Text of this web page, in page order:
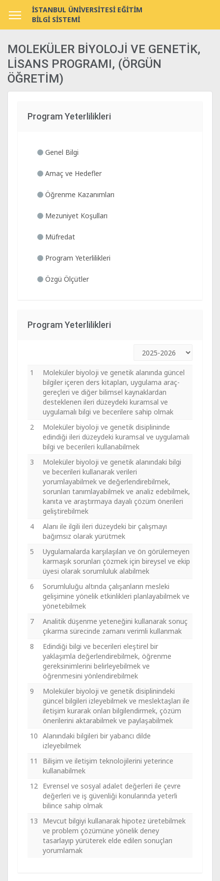
İSTANBUL ÜNİVERSİTESİ EĞİTİM
BİLGİ SİSTEMİ
MOLEKÜLER BİYOLOJİ VE GENETİK,
LİSANS PROGRAMI, (ÖRGÜN
ÖĞRETİM)
Program Yeterlilikleri
Genel Bilgi
Amaç ve Hedefler
Öğrenme Kazanımları
Mezuniyet Koşulları
Müfredat
Program Yeterlilikleri
Özgü Ölçütler
Program Yeterlilikleri
1
Moleküler biyoloji ve genetik alanında güncel
bilgiler içeren ders kitapları, uygulama araç-
gereçleri ve diğer bilimsel kaynaklardan
desteklenen ileri düzeydeki kuramsal ve
uygulamalı bilgi ve becerilere sahip olmak
2
Moleküler biyoloji ve genetik disiplininde
edindiği ileri düzeydeki kuramsal ve uygulamalı
bilgi ve becerileri kullanabilmek
3
Moleküler biyoloji ve genetik alanındaki bilgi
ve becerileri kullanarak verileri
yorumlayabilmek ve değerlendirebilmek,
sorunları tanımlayabilmek ve analiz edebilmek,
kanıta ve araştırmaya dayalı çözüm önerileri
geliştirebilmek
4
Alanı ile ilgili ileri düzeydeki bir çalışmayı
bağımsız olarak yürütmek
5
Uygulamalarda karşılaşılan ve ön görülemeyen
karmaşık sorunları çözmek için bireysel ve ekip
üyesi olarak sorumluluk alabilmek
6
Sorumluluğu altında çalışanların mesleki
gelişimine yönelik etkinlikleri planlayabilmek ve
yönetebilmek
7
Analitik düşenme yeteneğini kullanarak sonuç
çıkarma sürecinde zamanı verimli kullanmak
8
Edindiği bilgi ve becerileri eleştirel bir
yaklaşımla değerlendirebilmek, öğrenme
gereksinimlerini belirleyebilmek ve
öğrenmesini yönlendirebilmek
9
Moleküler biyoloji ve genetik disiplinindeki
güncel bilgileri izleyebilmek ve meslektaşları ile
iletişim kurarak onları bilgilendirmek, çözüm
önerilerini aktarabilmek ve paylaşabilmek
10 Alanındaki bilgileri bir yabancı dilde
izleyebilmek
11
Bilişim ve iletişim teknolojilerini yeterince
kullanabilmek
12 Evrensel ve sosyal adalet değerleri ile çevre
değerleri ve iş güvenliği konularında yeterli
bilince sahip olmak
13
Mevcut bilgiyi kullanarak hipotez üretebilmek
ve problem çözümüne yönelik deney
tasarlayıp yürüterek elde edilen sonuçları
yorumlamak